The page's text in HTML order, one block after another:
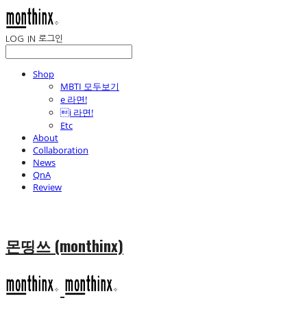
LOG IN 로그인
Shop
MBTI 모두보기
e 라면!
i 라면!
Etc
About
Collaboration
News
QnA
Review
몬띵쓰 (monthinx)